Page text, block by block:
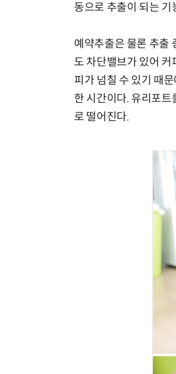
동으로 추출이 되는 기
예약추출은 물론 추출
도 차단밸브가 있어 커
피가 넘칠 수 있기 때
한 시간이다. 유리포
로 떨어진다.